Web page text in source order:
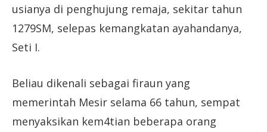
usianya di penghujung remaja, sekitar tahun
1279SM, selepas kemangkatan ayahandanya,
Seti I.
Beliau dikenali sebagai firaun yang
memerintah Mesir selama 66 tahun, sempat
menyaksikan kem4tian beberapa orang